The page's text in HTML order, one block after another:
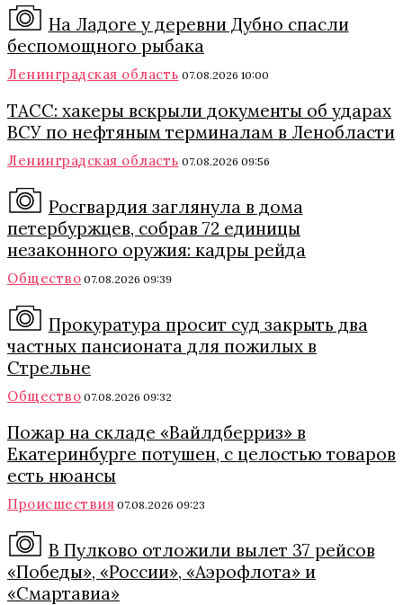
На Ладоге у деревни Дубно спасли
беспомощного рыбака
Ленинградская область 07.08.2026 10:00
ТАСС: хакеры вскрыли документы об ударах
ВСУ по нефтяным терминалам в Ленобласти
Ленинградская область 07.08.2026 09:56
Росгвардия заглянула в дома
петербуржцев, собрав 72 единицы
незаконного оружия: кадры рейда
Общество 07.08.2026 09:39
Прокуратура просит суд закрыть два
частных пансионата для пожилых в
Стрельне
Общество 07.08.2026 09:32
Пожар на складе «Вайлдберриз» в
Екатеринбурге потушен, с целостью товаров
есть нюансы
Происшествия 07.08.2026 09:23
В Пулково отложили вылет 37 рейсов
«Победы», «России», «Аэрофлота» и
«Смартавиа»